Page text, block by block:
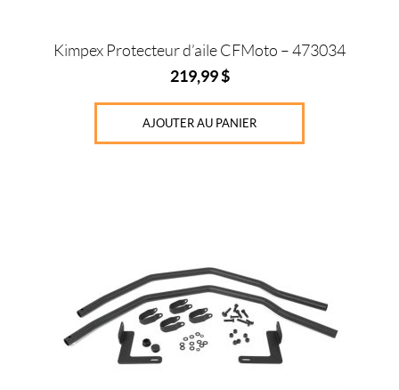
Kimpex Protecteur d’aile CFMoto – 473034
219,99$
AJOUTER AU PANIER